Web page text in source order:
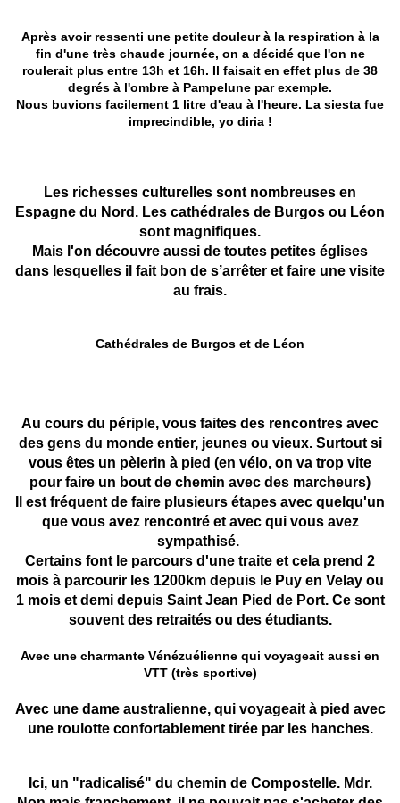
Après avoir ressenti une petite douleur à la respiration à la
fin d'une très chaude journée, on a décidé que l'on ne
roulerait plus entre 13h et 16h. Il faisait en effet plus de 38
degrés à l'ombre à Pampelune par exemple.
Nous buvions facilement 1 litre d'eau à l'heure. La siesta fue
imprecindible, yo diria !
Les richesses culturelles sont nombreuses en
Espagne du Nord. Les cathédrales de Burgos ou Léon
sont magnifiques.
Mais l'on découvre aussi de toutes petites églises
dans lesquelles il fait bon de s’arrêter et faire une visite
au frais.
Cathédrales de Burgos et de Léon
Au cours du périple, vous faites des rencontres avec
des gens du monde entier, jeunes ou vieux. Surtout si
vous êtes un pèlerin à pied (en vélo, on va trop vite
pour faire un bout de chemin avec des marcheurs)
Il est fréquent de faire plusieurs étapes avec quelqu'un
que vous avez rencontré et avec qui vous avez
sympathisé.
Certains font le parcours d'une traite et cela prend 2
mois à parcourir les 1200km depuis le Puy en Velay ou
1 mois et demi depuis Saint Jean Pied de Port. Ce sont
souvent des retraités ou des étudiants.
Avec une charmante Vénézuélienne qui voyageait aussi en
VTT (très sportive)
Avec une dame australienne, qui voyageait à pied avec
une roulotte confortablement tirée par les hanches.
Ici, un "radicalisé" du chemin de Compostelle. Mdr.